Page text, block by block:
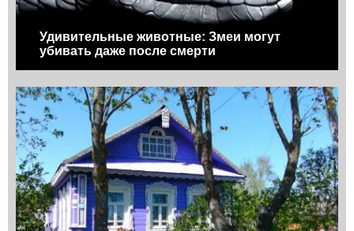
Удивительные животные: Змеи могут
убивать даже после смерти